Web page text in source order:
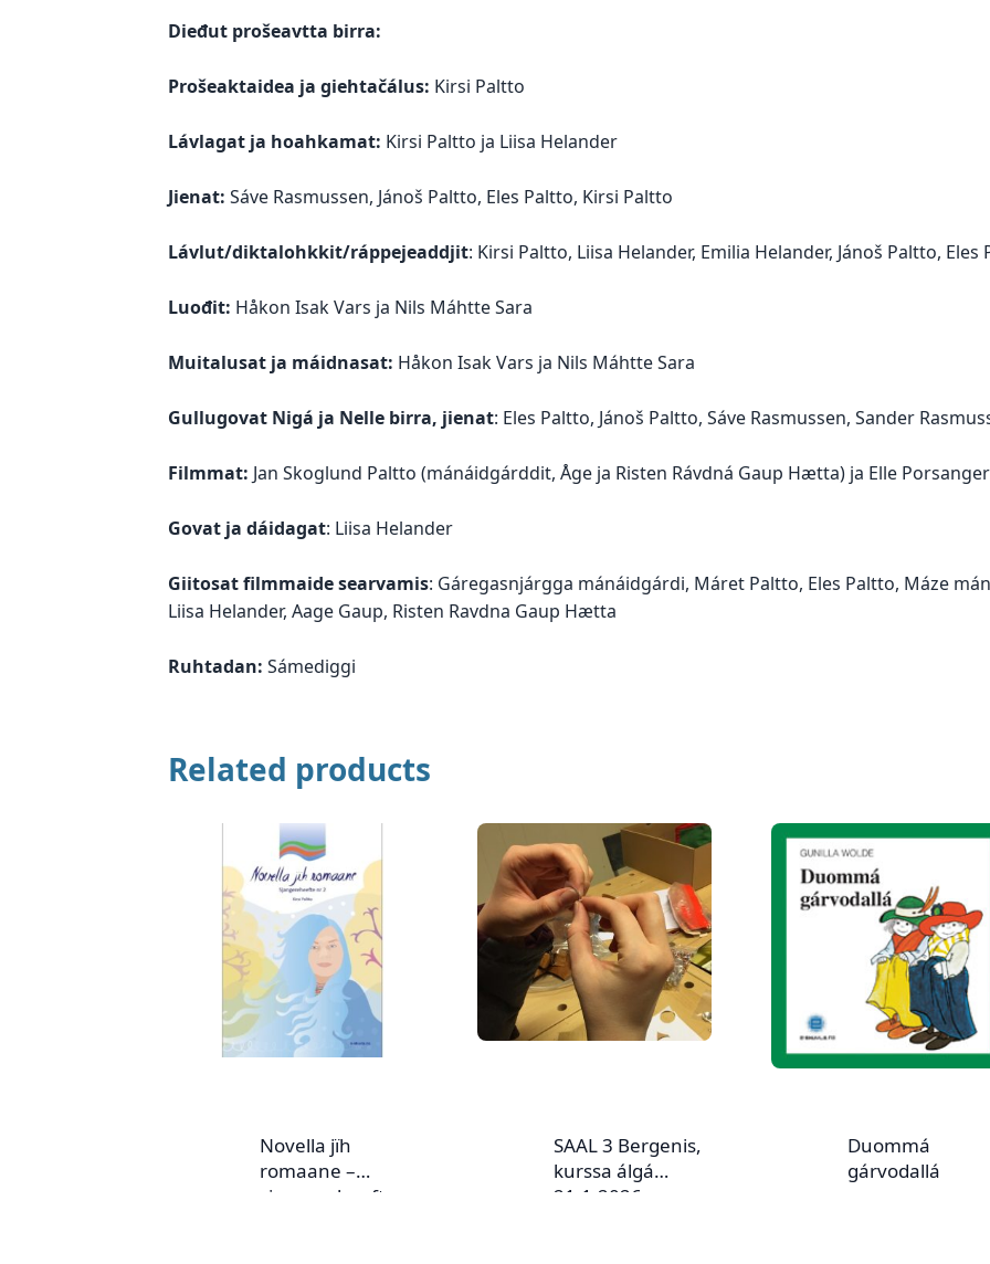
Dieđut prošeavtta birra:
Prošeaktaidea ja giehtačálus: Kirsi Paltto
Lávlagat ja hoahkamat: Kirsi Paltto ja Liisa Helander
Jienat: Sáve Rasmussen, Jánoš Paltto, Eles Paltto, Kirsi Paltto
Lávlut/diktalohkkit/ráppejeaddjit: Kirsi Paltto, Liisa Helander, Emilia Helander, Jánoš Paltto, Eles
Luođit: Håkon Isak Vars ja Nils Máhtte Sara
Muitalusat ja máidnasat: Håkon Isak Vars ja Nils Máhtte Sara
Gullugovat Nigá ja Nelle birra, jienat: Eles Paltto, Jánoš Paltto, Sáve Rasmussen, Sander
Filmmat: Jan Skoglund Paltto (mánáidgárddit, Åge ja Risten Rávdná Gaup Hætta) ja Elle
Govat ja dáidagat: Liisa Helander
Giitosat filmmaide searvamis: Gáregasnjárgga mánáidgárdi, Máret Paltto, Eles Paltto, Máze
Liisa Helander, Aage Gaup, Risten Ravdna Gaup Hætta
Ruhtadan: Sámediggi
Related products
Novella jïh
romaane –
sjangereheefte nr.
SAAL 3 Bergenis,
kurssa álgá
21.1.2026.
Duommá
gárvodallá